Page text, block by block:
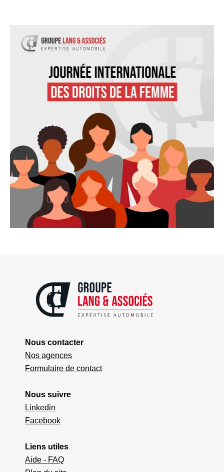
Nous contacter
Nos agences
Formulaire de contact
Nous suivre
Linkedin
Facebook
Liens utiles
Aide - FAQ